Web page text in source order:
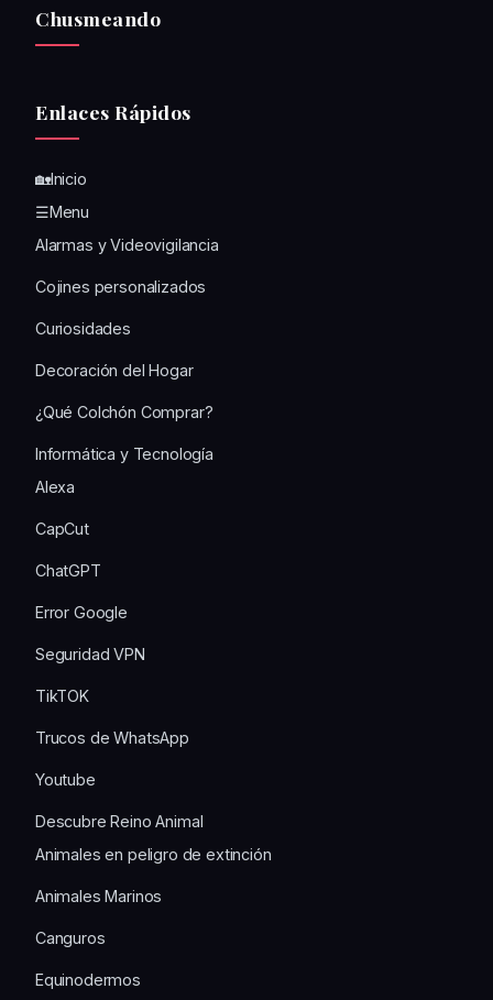
Chusmeando
Enlaces Rápidos
🏡Inicio
☰Menu
Alarmas y Videovigilancia
Cojines personalizados
Curiosidades
Decoración del Hogar
¿Qué Colchón Comprar?
Informática y Tecnología
Alexa
CapCut
ChatGPT
Error Google
Seguridad VPN
TikTOK
Trucos de WhatsApp
Youtube
Descubre Reino Animal
Animales en peligro de extinción
Animales Marinos
Canguros
Equinodermos